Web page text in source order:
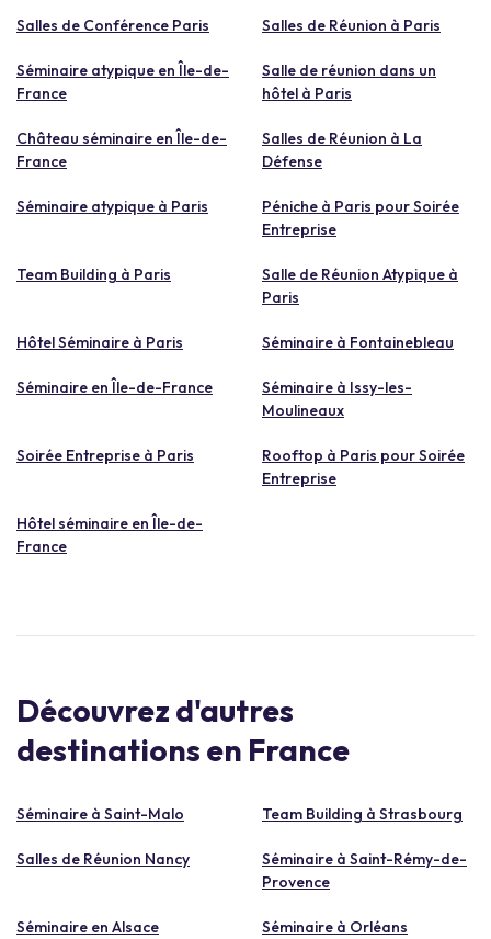
Salles de Conférence Paris Salles de Réunion à Paris
Séminaire atypique en Île-de-
France
Salle de réunion dans un
hôtel à Paris
Château séminaire en Île-de-
France
Salles de Réunion à La
Défense
Séminaire atypique à Paris
Péniche à Paris pour Soirée
Entreprise
Team Building à Paris
Salle de Réunion Atypique à
Paris
Hôtel Séminaire à Paris Séminaire à Fontainebleau
Séminaire en Île-de-France
Séminaire à Issy-les-
Moulineaux
Soirée Entreprise à Paris
Rooftop à Paris pour Soirée
Entreprise
Hôtel séminaire en Île-de-
France
Découvrez d'autres
destinations en France
Séminaire à Saint-Malo Team Building à Strasbourg
Salles de Réunion Nancy
Séminaire à Saint-Rémy-de-
Provence
Séminaire en Alsace Séminaire à Orléans